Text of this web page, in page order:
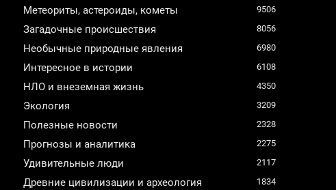
Метеориты, астероиды, кометы 9506
Загадочные происшествия 8056
Необычные природные явления 6980
Интересное в истории 6108
НЛО и внеземная жизнь 4350
Экология 3209
Полезные новости 2328
Прогнозы и аналитика 2275
Удивительные люди 2117
Древние цивилизации и археология 1834